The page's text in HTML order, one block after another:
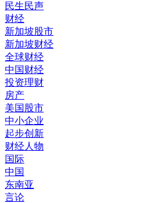
民生民声
财经
新加坡股市
新加坡财经
全球财经
中国财经
投资理财
房产
美国股市
中小企业
起步创新
财经人物
国际
中国
东南亚
言论